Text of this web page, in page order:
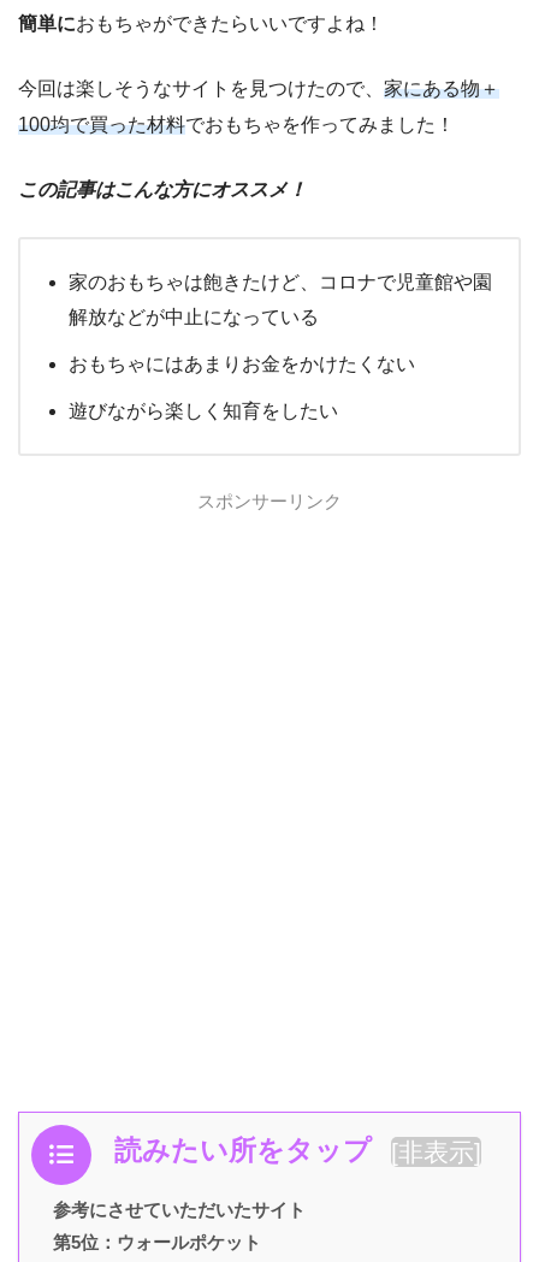
簡単におもちゃができたらいいですよね！
今回は楽しそうなサイトを見つけたので、 家にある物＋
100均で買った材料でおもちゃを作ってみました！
この記事はこんな方にオススメ！
家のおもちゃは飽きたけど、コロナで児童館や園
解放などが中止になっている
おもちゃにはあまりお金をかけたくない
遊びながら楽しく知育をしたい
スポンサーリンク
読みたい所をタップ [非表示]
参考にさせていただいたサイト
第5位：ウォールポケット